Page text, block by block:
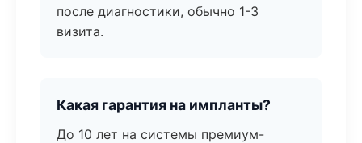
после диагностики, обычно 1-3
визита.
Какая гарантия на импланты?
До 10 лет на системы премиум-